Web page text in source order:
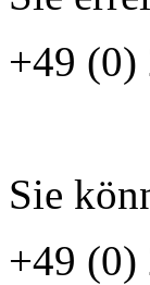
+49 (0)
Sie
+49 (0)